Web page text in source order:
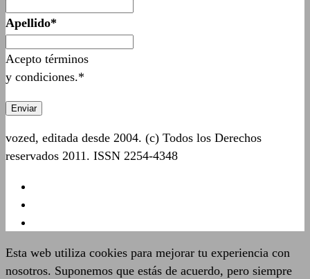
Apellido*
Acepto términos
y condiciones.*
vozed, editada desde 2004. (c) Todos los Derechos
reservados 2011. ISSN 2254-4348
Esta web utiliza cookies para mejorar tu experiencia con
nosotros. Suponemos que estás de acuerdo, pero siempre